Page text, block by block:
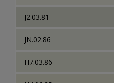
J2.03.81
JN.02.86
H7.03.86